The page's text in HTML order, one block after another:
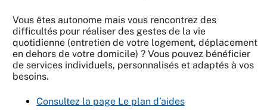
Vous êtes autonome mais vous rencontrez des
difficultés pour réaliser des gestes de la vie
quotidienne (entretien de votre logement, déplacement
en dehors de votre domicile) ? Vous pouvez bénéficier
de services individuels, personnalisés et adaptés à vos
besoins.
Consultez la page Le plan d’aides